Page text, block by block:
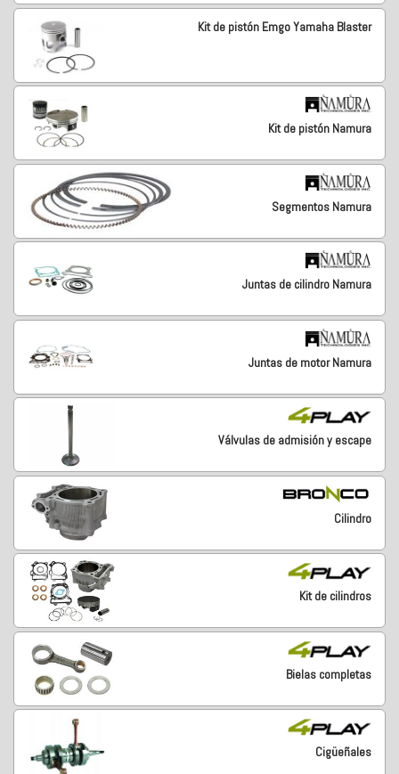
Kit de pistón Emgo Yamaha Blaster
Kit de pistón Namura
Segmentos Namura
Juntas de cilindro Namura
Juntas de motor Namura
Válvulas de admisión y escape
Cilindro
Kit de cilindros
Bielas completas
Cigüeñales